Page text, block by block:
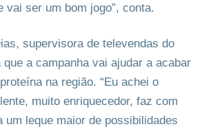
vai ser um bom jogo”, conta.
supervisora de televendas do
a campanha vai ajudar a acabar
na região. “Eu achei o
muito enriquecedor, faz com
um leque maior de possibilidades